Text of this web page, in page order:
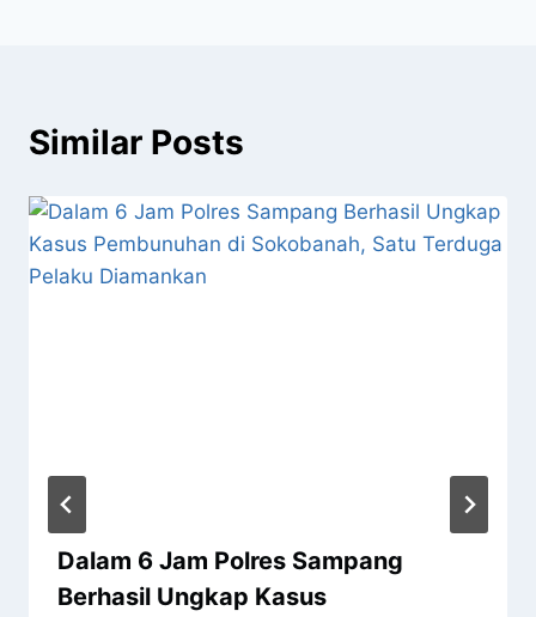
Similar Posts
Dalam 6 Jam Polres Sampang
Berhasil Ungkap Kasus